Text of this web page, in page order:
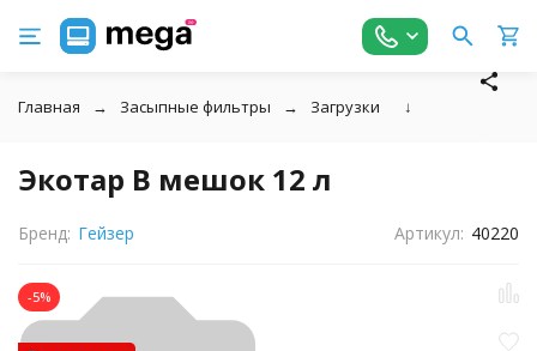
Главная Засыпные фильтры Загрузки ↓
Экотар В мешок 12 л
Бренд: Гейзер Артикул: 40220
-5%